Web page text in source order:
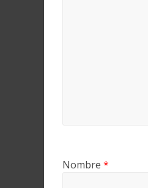
Nombre *